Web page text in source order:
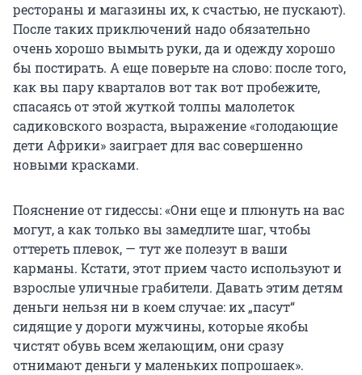
рестораны и магазины их, к счастью, не пускают).
После таких приключений надо обязательно
очень хорошо вымыть руки, да и одежду хорошо
бы постирать. А еще поверьте на слово: после того,
как вы пару кварталов вот так вот пробежите,
спасаясь от этой жуткой толпы малолеток
садиковского возраста, выражение «голодающие
дети Африки» заиграет для вас совершенно
новыми красками.
Пояснение от гидессы: «Они еще и плюнуть на вас
могут, а как только вы замедлите шаг, чтобы
оттереть плевок, — тут же полезут в ваши
карманы. Кстати, этот прием часто используют и
взрослые уличные грабители. Давать этим детям
деньги нельзя ни в коем случае: их „пасут“
сидящие у дороги мужчины, которые якобы
чистят обувь всем желающим, они сразу
отнимают деньги у маленьких попрошаек».